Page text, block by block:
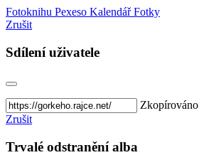
Fotoknihu Pexeso KalendářFotky
Zrušit
Sdílení uživatele
Zkopírováno
Zrušit
Trvalé odstranění alba